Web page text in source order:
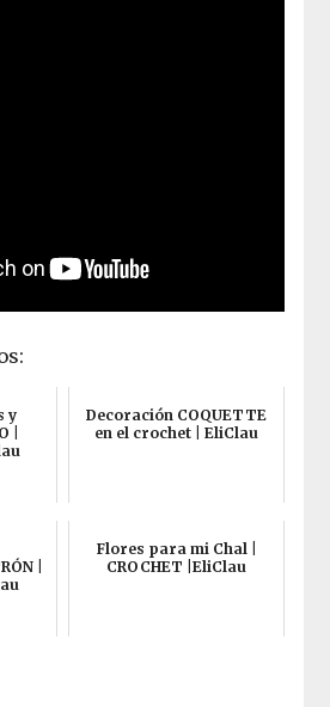
y
|
Decoración COQUETTE
en el crochet | EliClau
|
Flores para mi Chal |
CROCHET |EliClau